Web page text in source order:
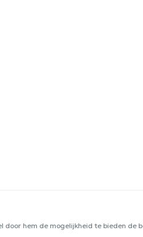
hem de mogelijkheid te bieden de